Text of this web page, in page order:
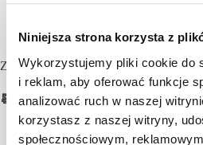
Niniejsza strona korzysta z
Wykorzystujemy pliki cookie do
i reklam, aby oferować funkcje
analizować ruch w naszej
korzystasz z naszej witryny,
społecznościowym,
Zobacz szczegóły:
📆TERMIN I CZAS POBYTU:
14/03/2025 – 21/03/2025